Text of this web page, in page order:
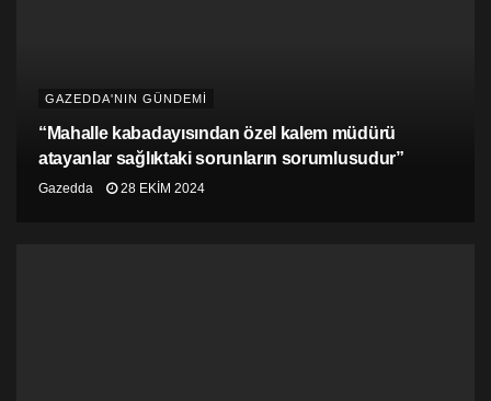
GAZEDDA'NIN GÜNDEMİ
“Mahalle kabadayısından özel kalem müdürü
atayanlar sağlıktaki sorunların sorumlusudur”
Gazedda 28 EKIM 2024